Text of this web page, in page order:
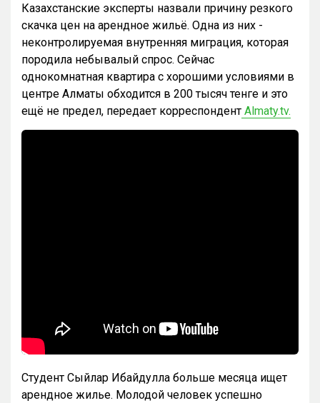
Казахстанские эксперты назвали причину резкого
скачка цен на арендное жильё. Одна из них -
неконтролируемая внутренняя миграция, которая
породила небывалый спрос. Сейчас
однокомнатная квартира с хорошими условиями в
центре Алматы обходится в 200 тысяч тенге и это
ещё не предел, передает корреспондент Almaty.tv.
Студент Сыйлар Ибайдулла больше месяца ищет
арендное жилье. Молодой человек успешно